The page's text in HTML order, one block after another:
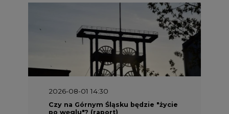
2026-08-01 13:00
Wyszedł ciekawy raport o stanie
klimatu w Europie